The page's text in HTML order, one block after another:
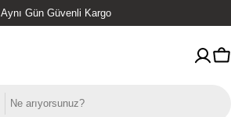
Aynı Gün Güvenli Kargo